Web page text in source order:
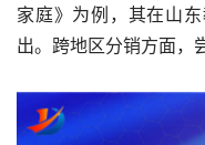
家庭》为例，其在山
出。跨地区分销方面，